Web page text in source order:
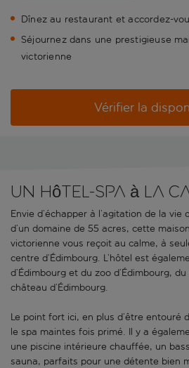
Dînez au restaurant et accordez-
Séjournez dans une prestigieuse
victorienne
Vérifier la
Un hôtel-spa à la
Envie d’échapper à l’agitation de la
d’un domaine de 55 acres, cette
victorienne vous reçoit au calme, à
centre d’Édimbourg. L’hôtel est
d’Édimbourg et du zoo d’Édimbourg,
château d’Édimbourg.
Le point fort ici, en plus d’être entouré
le spa maintes fois primé. Il y a
une piscine intérieure chauffée, un
sauna, parfaits pour une détente bien